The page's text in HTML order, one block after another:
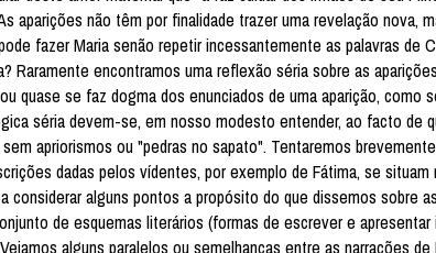
aparições não têm por finalidade trazer uma revelação nova,
fazer Maria senão repetir incessantemente as palavras de
Raramente encontramos uma reflexão séria sobre as
quase se faz dogma dos enunciados de uma aparição, como
séria devem-se, em nosso modesto entender, ao facto de
apriorismos ou "pedras no sapato". Tentaremos
dadas pelos vídentes, por exemplo de Fátima, se situam
alguns pontos a propósito do que dissemos sobre
de esquemas literários (formas de escrever e
alguns paralelos ou semelhanças entre as narrações